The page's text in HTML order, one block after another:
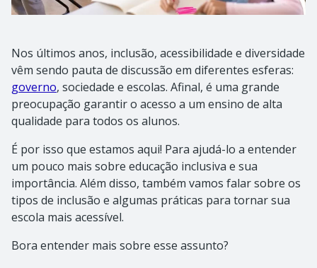
Nos últimos anos, inclusão, acessibilidade e diversidade
vêm sendo pauta de discussão em diferentes esferas:
governo, sociedade e escolas. Afinal, é uma grande
preocupação garantir o acesso a um ensino de alta
qualidade para todos os alunos.
É por isso que estamos aqui! Para ajudá-lo a entender
um pouco mais sobre educação inclusiva e sua
importância. Além disso, também vamos falar sobre os
tipos de inclusão e algumas práticas para tornar sua
escola mais acessível.
Bora entender mais sobre esse assunto?